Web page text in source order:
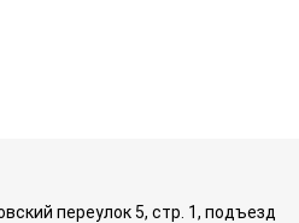
переулок 5, стр. 1, подъезд